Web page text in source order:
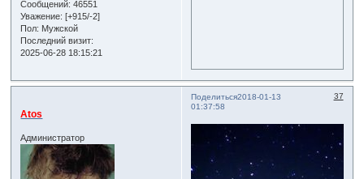
Сообщений: 46551
Уважение: [+915/-2]
Пол: Мужской
Последний визит:
2025-06-28 18:15:21
Поделиться 37
2018-01-13
01:37:58
Atos
Администратор